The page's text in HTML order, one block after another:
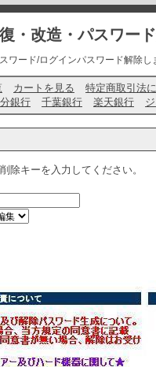
・改造・パスワー
ワード/ログインパスワード解除
カートを見る
特定商取引法
銀行 千葉銀行 楽天銀行
除キーを入力してください。